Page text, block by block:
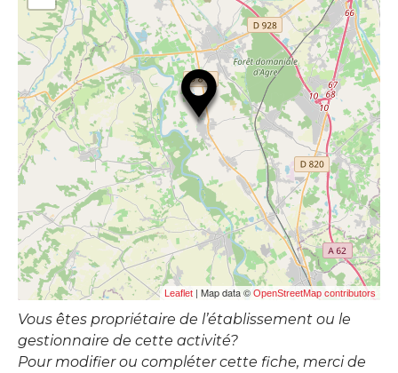
Leaflet | Map data © OpenStreetMap contributors
Vous êtes propriétaire de l’établissement ou le
gestionnaire de cette activité?
Pour modifier ou compléter cette fiche, merci de